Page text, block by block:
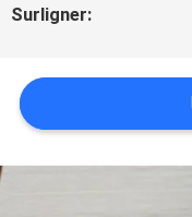
DU
SITE
Surligner: